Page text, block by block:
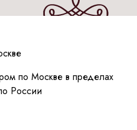
данных
по Москве в пределах
России